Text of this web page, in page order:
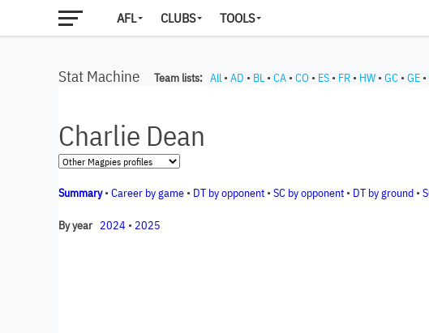
AFL CLUBS TOOLS
Stat Machine Team lists: All • AD • BL • CA • CO • ES • FR • HW • GC • GE •